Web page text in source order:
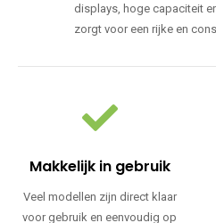
displays, hoge capaciteit
zorgt voor een rijke en
Makkelijk in gebruik
Veel modellen zijn direct klaar
voor gebruik en eenvoudig op